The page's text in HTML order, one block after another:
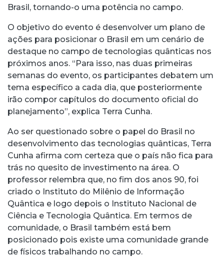
Brasil, tornando-o uma potência no campo.
O objetivo do evento é desenvolver um plano de
ações para posicionar o Brasil em um cenário de
destaque no campo de tecnologias quânticas nos
próximos anos. “Para isso, nas duas primeiras
semanas do evento, os participantes debatem um
tema específico a cada dia, que posteriormente
irão compor capítulos do documento oficial do
planejamento”, explica Terra Cunha.
Ao ser questionado sobre o papel do Brasil no
desenvolvimento das tecnologias quânticas, Terra
Cunha afirma com certeza que o país não fica para
trás no quesito de investimento na área. O
professor relembra que, no fim dos anos 90, foi
criado o Instituto do Milênio de Informação
Quântica e logo depois o Instituto Nacional de
Ciência e Tecnologia Quântica. Em termos de
comunidade, o Brasil também está bem
posicionado pois existe uma comunidade grande
de físicos trabalhando no campo.